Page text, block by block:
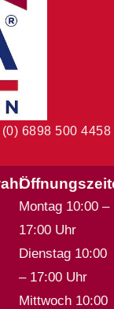
(0) 6898 500 4458
Montag 10:00 –
17:00 Uhr
Dienstag 10:00
– 17:00 Uhr
Mittwoch 10:00